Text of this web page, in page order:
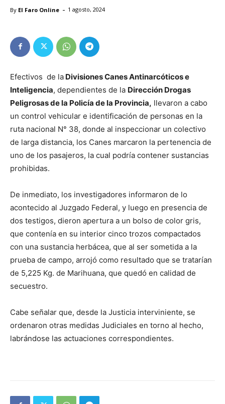
By El Faro Online - 1 agosto, 2024
Efectivos de la Divisiones Canes Antinarcóticos e
Inteligencia, dependientes de la Dirección Drogas
Peligrosas de la Policía de la Provincia, llevaron a cabo
un control vehicular e identificación de personas en la
ruta nacional N° 38, donde al inspeccionar un colectivo
de larga distancia, los Canes marcaron la pertenencia de
uno de los pasajeros, la cual podría contener sustancias
prohibidas.
De inmediato, los investigadores informaron de lo
acontecido al Juzgado Federal, y luego en presencia de
dos testigos, dieron apertura a un bolso de color gris,
que contenía en su interior cinco trozos compactados
con una sustancia herbácea, que al ser sometida a la
prueba de campo, arrojó como resultado que se tratarían
de 5,225 Kg. de Marihuana, que quedó en calidad de
secuestro.
Cabe señalar que, desde la Justicia interviniente, se
ordenaron otras medidas Judiciales en torno al hecho,
labrándose las actuaciones correspondientes.